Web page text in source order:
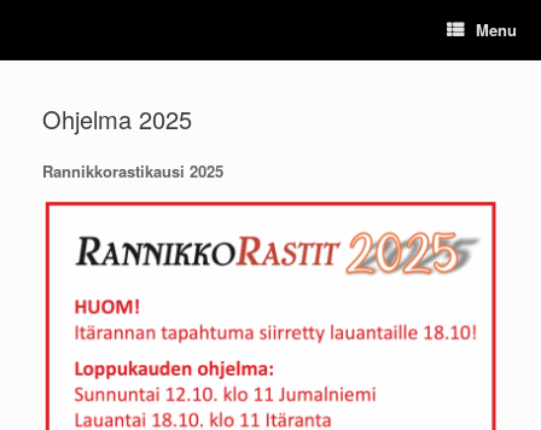
content
Menu
Ohjelma 2025
Rannikkorastikausi 2025